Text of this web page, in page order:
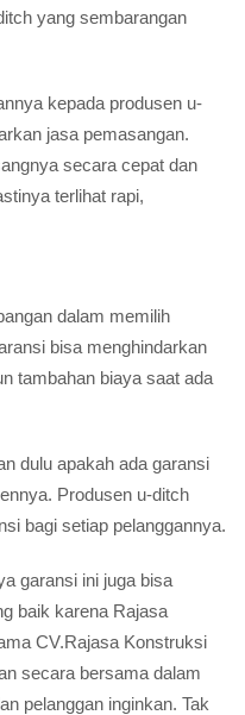
yang sembarangan
kepada produsen u-
jasa pemasangan.
secara cepat dan
terlihat rapi,
dalam memilih
bisa menghindarkan
tambahan biaya saat ada
dulu apakah ada garansi
Produsen u-ditch
bagi setiap pelanggannya.
garansi ini juga bisa
baik karena Rajasa
CV.Rajasa Konstruksi
secara bersama dalam
pelanggan inginkan. Tak